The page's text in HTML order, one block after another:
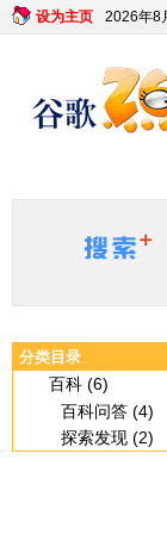
设为主页 2026年8
分类目录
百科 (6)
百科问答 (4)
探索发现 (2)